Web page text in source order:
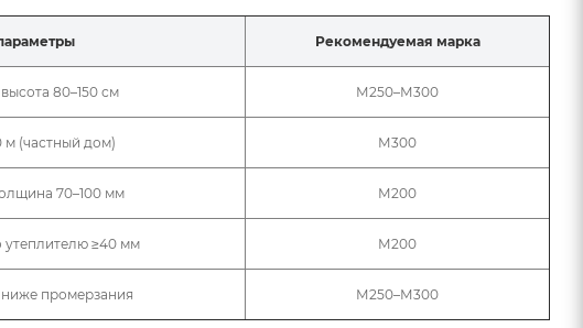
Рекомендуемая марка
80–150 см М250–М300
м (частный дом) М300
70–100 мм М200
≥40 мм М200
промерзания М250–М300